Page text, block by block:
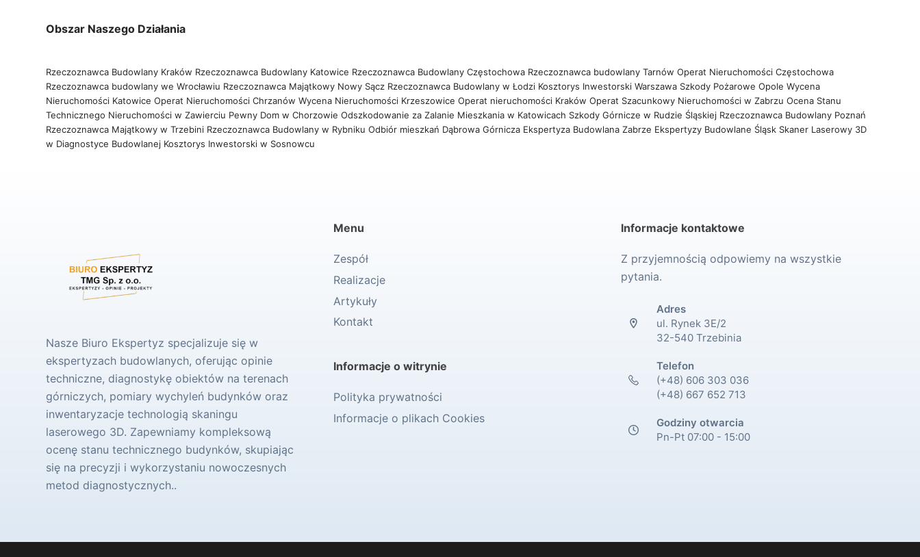
Obszar Naszego Działania
Rzeczoznawca Budowlany Kraków Rzeczoznawca Budowlany Katowice Rzeczoznawca Budowlany Częstochowa Rzeczoznawca budowlany Tarnów Operat Nieruchomości Częstochowa
Rzeczoznawca budowlany we Wrocławiu Rzeczoznawca Majątkowy Nowy Sącz Rzeczoznawca Budowlany w Łodzi Kosztorys Inwestorski Warszawa Szkody Pożarowe OpoleWycena
Nieruchomości Katowice Operat Nieruchomości Chrzanów Wycena Nieruchomości KrzeszowiceOperat nieruchomości Kraków Operat Szacunkowy Nieruchomości w ZabrzuOcena Stanu
Technicznego Nieruchomości w Zawierciu Pewny Dom w Chorzowie Odszkodowanie za Zalanie Mieszkania w Katowicach Szkody Górnicze w Rudzie Śląskiej Rzeczoznawca Budowlany Poznań
Rzeczoznawca Majątkowy w Trzebini Rzeczoznawca Budowlany w RybnikuOdbiór mieszkań Dąbrowa Górnicza Ekspertyza Budowlana Zabrze Ekspertyzy Budowlane Śląsk Skaner Laserowy 3D
w Diagnostyce Budowlanej Kosztorys Inwestorski w Sosnowcu
Nasze Biuro Ekspertyz specjalizuje się w
ekspertyzach budowlanych, oferując opinie
techniczne, diagnostykę obiektów na terenach
górniczych, pomiary wychyleń budynków oraz
inwentaryzacje technologią skaningu
laserowego 3D. Zapewniamy kompleksową
ocenę stanu technicznego budynków, skupiając
się na precyzji i wykorzystaniu nowoczesnych
metod diagnostycznych..
Menu
Zespół
Realizacje
Artykuły
Kontakt
Informacje o witrynie
Polityka prywatności
Informacje o plikach Cookies
Informacje kontaktowe
Z przyjemnością odpowiemy na wszystkie
pytania.
Adres
ul. Rynek 3E/2
32-540 Trzebinia
Telefon
(+48) 606 303 036
(+48) 667 652 713
Godziny otwarcia
Pn-Pt 07:00 - 15:00